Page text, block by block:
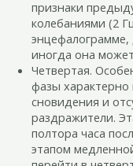
признаки
колебаниями (2
энцефалограмме,
иногда она
Четвертая.
фазы
сновидения и
раздражители.
полтора часа
этапом